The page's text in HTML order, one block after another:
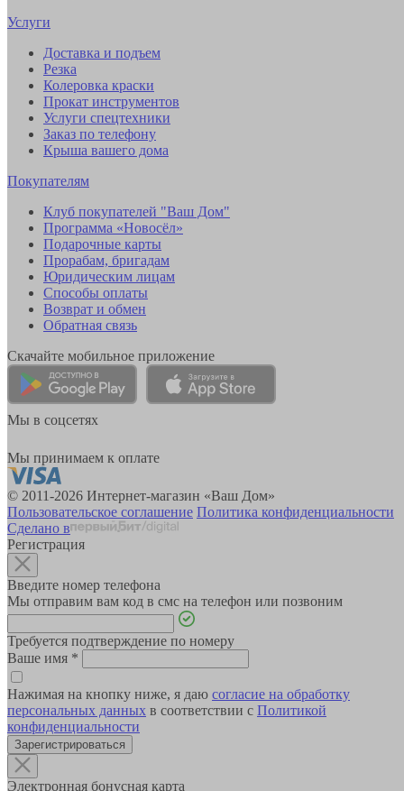
Услуги
Доставка и подъем
Резка
Колеровка краски
Прокат инструментов
Услуги спецтехники
Заказ по телефону
Крыша вашего дома
Покупателям
Клуб покупателей "Ваш Дом"
Программа «Новосёл»
Подарочные карты
Прорабам, бригадам
Юридическим лицам
Способы оплаты
Возврат и обмен
Обратная связь
Скачайте мобильное приложение
Мы в соцсетях
Мы принимаем к оплате
© 2011-2026 Интернет-магазин «Ваш Дом»
Пользовательское соглашение Политика конфиденциальности
Сделано в
Регистрация
Введите номер телефона
Мы отправим вам код в смс на телефон или позвоним
Требуется подтверждение по номеру
Ваше имя *
Нажимая на кнопку ниже, я даю согласие на обработку
персональных данных в соответствии с Политикой
конфиденциальности
Зарегистрироваться
Электронная бонусная карта